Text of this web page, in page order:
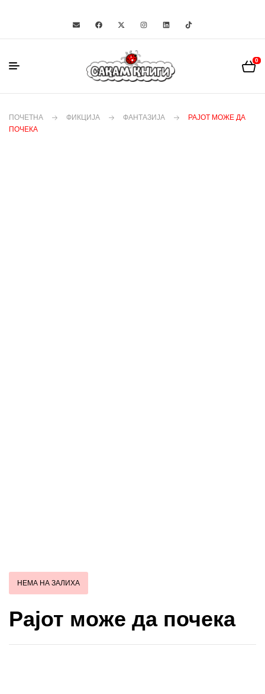
0
ПОЧЕТНА ФИКЦИЈА ФАНТАЗИЈА
РАЈОТ МОЖЕ ДА
ПОЧЕКА
НЕМА НА ЗАЛИХА
Рајот може да почека